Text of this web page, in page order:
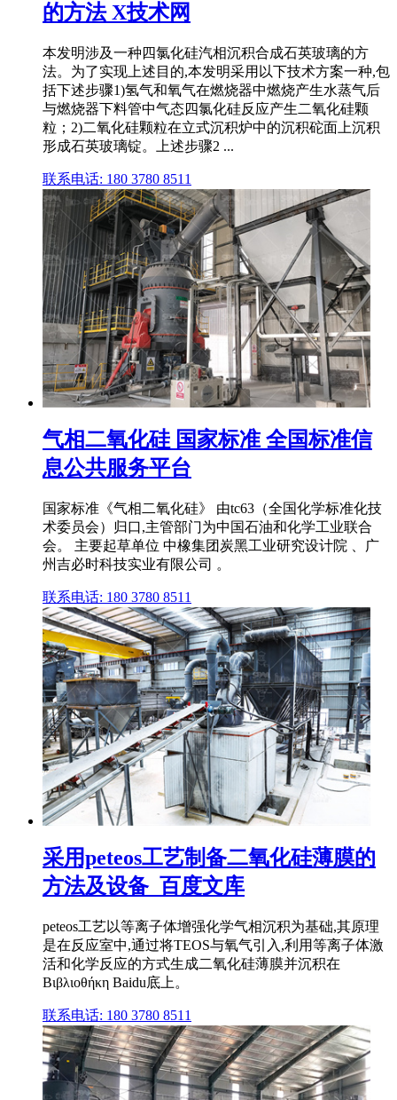
的方法 X技术网
本发明涉及一种四氯化硅汽相沉积合成石英玻璃的方
法。为了实现上述目的,本发明采用以下技术方案一种,包
括下述步骤1)氢气和氧气在燃烧器中燃烧产生水蒸气后
与燃烧器下料管中气态四氯化硅反应产生二氧化硅颗
粒；2)二氧化硅颗粒在立式沉积炉中的沉积砣面上沉积
形成石英玻璃锭。上述步骤2 ...
联系电话: 180 3780 8511
气相二氧化硅 国家标准 全国标准信
息公共服务平台
国家标准《气相二氧化硅》 由tc63（全国化学标准化技
术委员会）归口,主管部门为中国石油和化学工业联合
会。 主要起草单位 中橡集团炭黑工业研究设计院 、广
州吉必时科技实业有限公司 。
联系电话: 180 3780 8511
采用peteos工艺制备二氧化硅薄膜的
方法及设备_百度文库
peteos工艺以等离子体增强化学气相沉积为基础,其原理
是在反应室中,通过将TEOS与氧气引入,利用等离子体激
活和化学反应的方式生成二氧化硅薄膜并沉积在
Βιβλιοθήκη Baidu底上。
联系电话: 180 3780 8511